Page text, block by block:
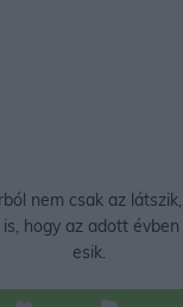
nem csak az
hogy az adott
esik.